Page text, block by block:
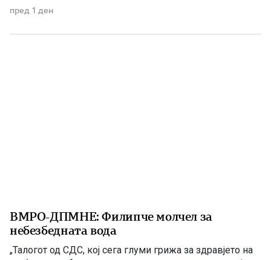
современата македонска уметност. 1903 – Европскиот
1903 година европската јавност ги добила првите
пред 1 ден
ВМРО-ДПМНЕ: Филипче молчел за
небезбедната вода
„Талогот од СДС, кој сега глуми грижа за здравјето на